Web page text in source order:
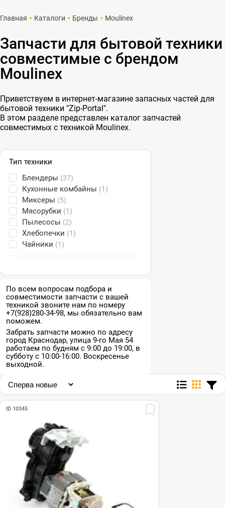
Главная Каталоги Бренды Moulinex
Запчасти для бытовой техники
совместимые с брендом
Moulinex
Приветствуем в интернет-магазине запасных частей для
бытовой техники "Zip-Portal".
В этом разделе представлен каталог запчастей
совместимых с техникой Moulinex.
Тип техники
Блендеры (37)
Кухонные комбайны (1)
Миксеры (5)
Мясорубки (1)
Пылесосы (2)
Хлебопечки (1)
Чайники (1)
По всем вопросам подбора и
совместимости запчасти с вашей
техникой звоните нам по номеру
+7(928)280-34-98, мы обязательно вам
поможем.
Забрать запчасти можно по адресу
город Краснодар, улица 9-го Мая 54
работаем по будням с 9:00 до 19:00, в
субботу с 10:00-16:00. Воскресенье
выходной.
ID 10345